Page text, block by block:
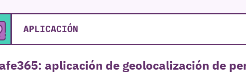
APLICACIÓN
aplicación de geolocalización de